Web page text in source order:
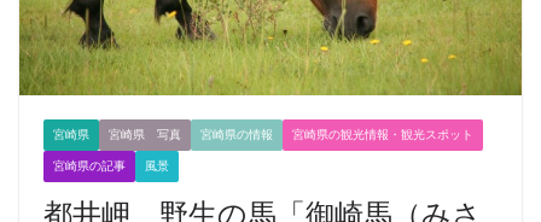
宮崎県 宮崎県 写真 宮崎県の情報 宮崎県の観光情報・観光スポット
宮崎県の記事 風景
都井岬 野生の馬「御崎馬（みさ